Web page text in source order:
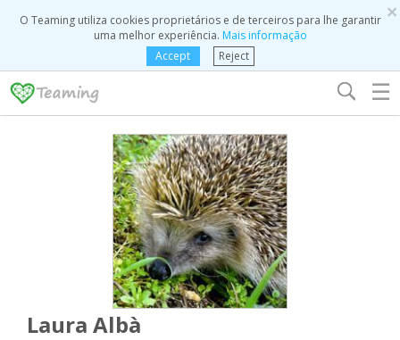
×
O Teaming utiliza cookies proprietários e de terceiros para lhe garantir
uma melhor experiência. Mais informação
Accept
Reject
☰
Laura Albà